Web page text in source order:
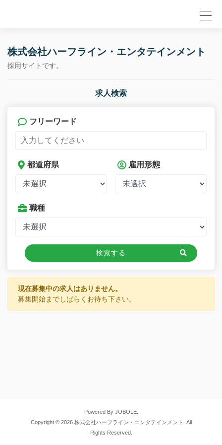
株式会社ハーフライン・エンタテインメント
採用サイトです。
求人検索
フリーワード
都道府県 雇用形態
職種
検索する
現在募集中の求人はありません。
募集開始までしばらくお待ち下さい。
Powered By JOBOLE.
Copyright © 2026 株式会社ハーフライン・エンタテインメント. All
Rights Reserved.